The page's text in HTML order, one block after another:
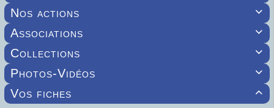

Nos actions

Associations

Collections

Photos-Vidéos

Vos fiches